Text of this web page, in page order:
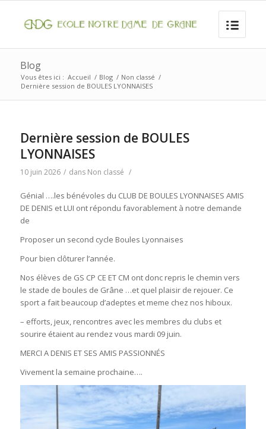
Blog
Vous êtes ici : Accueil / Blog / Non classé /
Dernière session de BOULES LYONNAISES
Dernière session de BOULES
LYONNAISES
10 juin 2026 / dans Non classé /
Génial ….les bénévoles du CLUB DE BOULES LYONNAISES AMIS
DE DENIS et LUI ont répondu favorablement à notre demande
de
Proposer un second cycle Boules Lyonnaises
Pour bien clôturer l’année.
Nos élèves de GS CP CE ET CM ont donc repris le chemin vers
le stade de boules de Grâne …et quel plaisir de rejouer. Ce
sport a fait beaucoup d’adeptes et meme chez nos hiboux.
– efforts, jeux, rencontres avec les membres du clubs et
sourire étaient au rendez vous mardi 09 juin.
MERCI A DENIS ET SES AMIS PASSIONNÉS
Vivement la semaine prochaine….